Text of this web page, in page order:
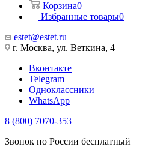
Корзина0
Избранные товары0
estet@estet.ru
г. Москва, ул. Веткина, 4
Вконтакте
Telegram
Одноклассники
WhatsApp
8 (800) 7070-353
Звонок по России бесплатный